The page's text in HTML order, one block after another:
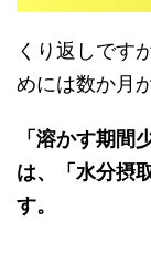
くり返しです
めには数か月
「溶かす期間
は、「水分摂
す。